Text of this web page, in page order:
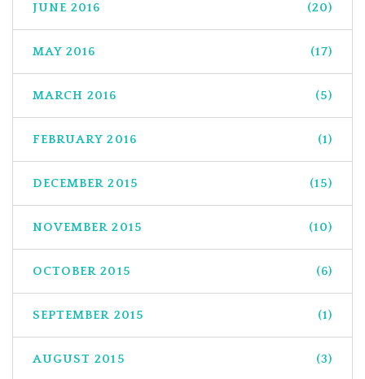
JUNE 2016 (20)
MAY 2016 (17)
MARCH 2016 (5)
FEBRUARY 2016 (1)
DECEMBER 2015 (15)
NOVEMBER 2015 (10)
OCTOBER 2015 (6)
SEPTEMBER 2015 (1)
AUGUST 2015 (3)